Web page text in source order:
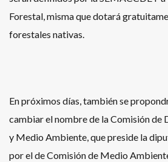
Forestal, misma que dotará
forestales nativas.
En próximos días, también se
cambiar el nombre de la Comisión de
y Medio Ambiente, que preside la
por el de Comisión de Medio